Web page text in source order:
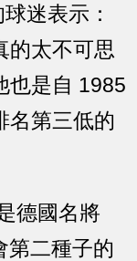
迷表示：
的太不可思
也是自 1985
名第三低的
德國名將
第二種子的